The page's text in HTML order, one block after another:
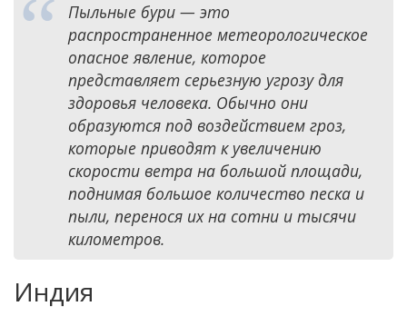
Пыльные бури — это
распространенное метеорологическое
опасное явление, которое
представляет серьезную угрозу для
здоровья человека. Обычно они
образуются под воздействием гроз,
которые приводят к увеличению
скорости ветра на большой площади,
поднимая большое количество песка и
пыли, перенося их на сотни и тысячи
километров.
Индия